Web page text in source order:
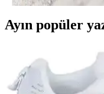
Ayın popüler